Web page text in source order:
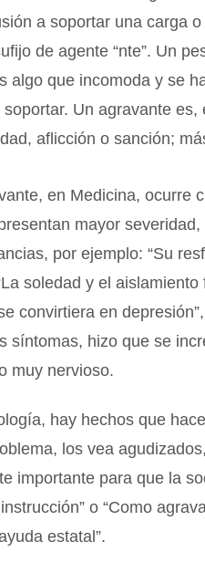
a soportar una carga o
de agente “nte”. Un
algo que incomoda y se
Un agravante
aflicción o sanción;
en Medicina, ocurre
mayor
por ejemplo: “Su
soledad y el
convirtiera en
síntomas, hizo que se
muy nervioso.
hay hechos que
los vea
importante para que la
o “Como
estatal”.